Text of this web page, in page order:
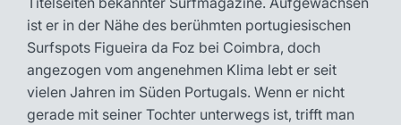
ist er in der Nähe des berühmten portugiesischen
Surfspots Figueira da Foz bei Coimbra, doch
angezogen vom angenehmen Klima lebt er seit
vielen Jahren im Süden Portugals. Wenn er nicht
gerade mit seiner Tochter unterwegs ist, trifft man